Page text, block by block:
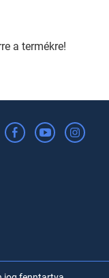
a termékre!